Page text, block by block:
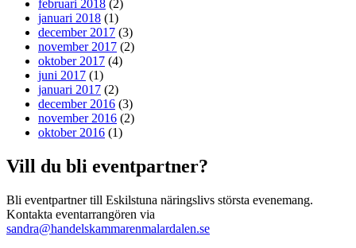
februari 2018 (2)
januari 2018 (1)
december 2017 (3)
november 2017 (2)
oktober 2017 (4)
juni 2017 (1)
januari 2017 (2)
december 2016 (3)
november 2016 (2)
oktober 2016 (1)
Vill du bli eventpartner?
Bli eventpartner till Eskilstuna näringslivs största evenemang.
Kontakta eventarrangören via
sandra@handelskammarenmalardalen.se